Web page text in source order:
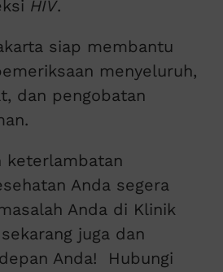
HIV.
siap membantu
menyeluruh,
dan pengobatan
keterlambatan
Anda segera
Anda di Klinik
juga dan
Anda! Hubungi